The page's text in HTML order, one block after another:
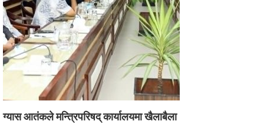
ग्यास आतंकले मन्त्रिपरिषद् कार्यालयमा खैलाबैला